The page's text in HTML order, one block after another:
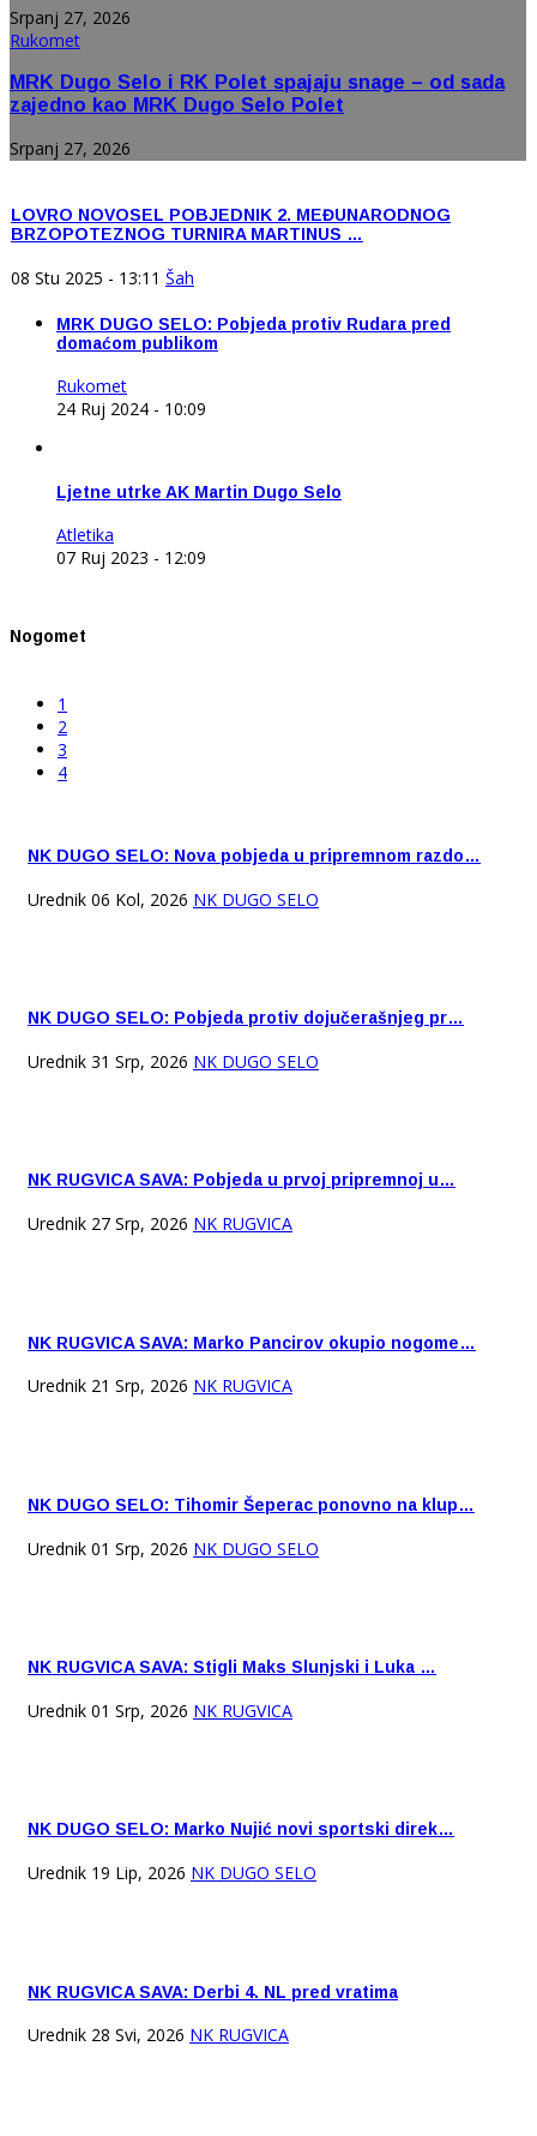
Srpanj 27, 2026
Rukomet
MRK Dugo Selo i RK Polet spajaju snage – od sada
zajedno kao MRK Dugo Selo Polet
Srpanj 27, 2026
LOVRO NOVOSEL POBJEDNIK 2. MEĐUNARODNOG
BRZOPOTEZNOG TURNIRA MARTINUS …
08 Stu 2025 - 13:11 Šah
MRK DUGO SELO: Pobjeda protiv Rudara pred
domaćom publikom
Rukomet
24 Ruj 2024 - 10:09
Ljetne utrke AK Martin Dugo Selo
Atletika
07 Ruj 2023 - 12:09
Nogomet
1
2
3
4
NK DUGO SELO: Nova pobjeda u pripremnom razdo…
Urednik 06 Kol, 2026 NK DUGO SELO
NK DUGO SELO: Pobjeda protiv dojučerašnjeg pr…
Urednik 31 Srp, 2026 NK DUGO SELO
NK RUGVICA SAVA: Pobjeda u prvoj pripremnoj u…
Urednik 27 Srp, 2026 NK RUGVICA
NK RUGVICA SAVA: Marko Pancirov okupio nogome…
Urednik 21 Srp, 2026 NK RUGVICA
NK DUGO SELO: Tihomir Šeperac ponovno na klup…
Urednik 01 Srp, 2026 NK DUGO SELO
NK RUGVICA SAVA: Stigli Maks Slunjski i Luka …
Urednik 01 Srp, 2026 NK RUGVICA
NK DUGO SELO: Marko Nujić novi sportski direk…
Urednik 19 Lip, 2026 NK DUGO SELO
NK RUGVICA SAVA: Derbi 4. NL pred vratima
Urednik 28 Svi, 2026 NK RUGVICA